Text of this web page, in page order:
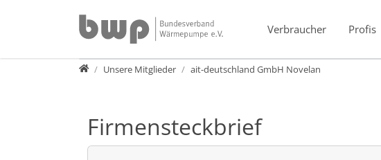
Verbraucher
Profis
Verband
Unsere Mitglieder ait-deutschland GmbH Novelan
Firmensteckbrief